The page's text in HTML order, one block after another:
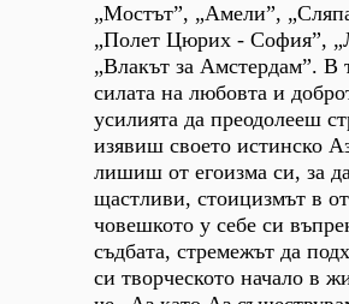
„Мостът”, „Амели”,
„Полет Цюрих - София”,
„Влакът за Амстердам”. В
силата на любовта и
усилията да преодолееш
изявиш своето истинско
лишиш от егоизма си, за
щастливи, стоицизмът в
човешкото у себе си
съдбата, стремежът да
си творческото начало в